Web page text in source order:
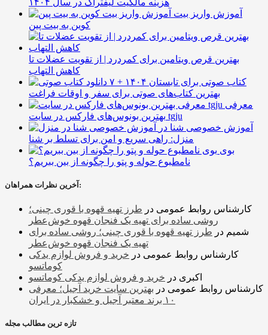
آموزش واریز بیت
کوین به بیت پین
بهترین قرص ویتامین برای کمردرد | از تقویت عضلات تا
کاهش التهاب
۷ کتاب صوتی برای تابستان ۱۴۰۴ +
بهترین کتاب‌های صوتی برای سفر و اوقات فراغت
معرفی
بهترین بونوس‌های فارکس در سایت tgju
آموزش خصوصی شنا در
منزل: راهی سریع و امن برای تسلط بر شنا
بوی
نامطبوع حوله و پتو را چگونه از بین ببریم؟
آخرین نظرات همراهان:
کارشناس روابط عمومی در طرز تهیه قهوه با قوری چینی؛
روشی ساده برای تهیه یک فنجان قهوه خوش‌عطر
شمیم در طرز تهیه قهوه با قوری چینی؛ روشی ساده برای
تهیه یک فنجان قهوه خوش‌عطر
کارشناس روابط عمومی در خرید و فروش لوازم یدکی
کوماتسو
اکبری در خرید و فروش لوازم یدکی کوماتسو
کارشناس روابط عمومی در بهترین سایت خرید آجیل؛ معرفی
۱۰ برند معتبر آجیل و خشکبار در ایران
تازه ترین مطالب مجله